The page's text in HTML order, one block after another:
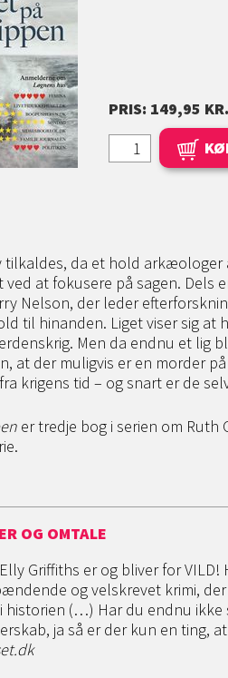
PRIS: 149,95 KR.
tilkaldes, da et hold
at fokusere på sagen. Dels
Nelson, der leder
til hinanden. Liget viser sig
Men da endnu et lig
at der muligvis er en morder
krigens tid – og snart er de
er tredje bog i serien om
OG OMTALE
Griffiths er og bliver for
og velskrevet krimi,
historien (…) Har du endnu
ja så er der kun en ting, at